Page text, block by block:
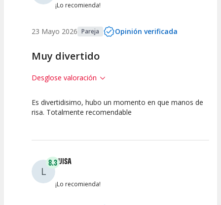
¡Lo recomienda!
23 Mayo 2026 Pareja Opinión verificada
Muy divertido
Desglose valoración
10 7.5 10
Es divertidisimo, hubo un momento en que manos de
risa. Totalmente recomendable
L
8.3LUISA
¡Lo recomienda!